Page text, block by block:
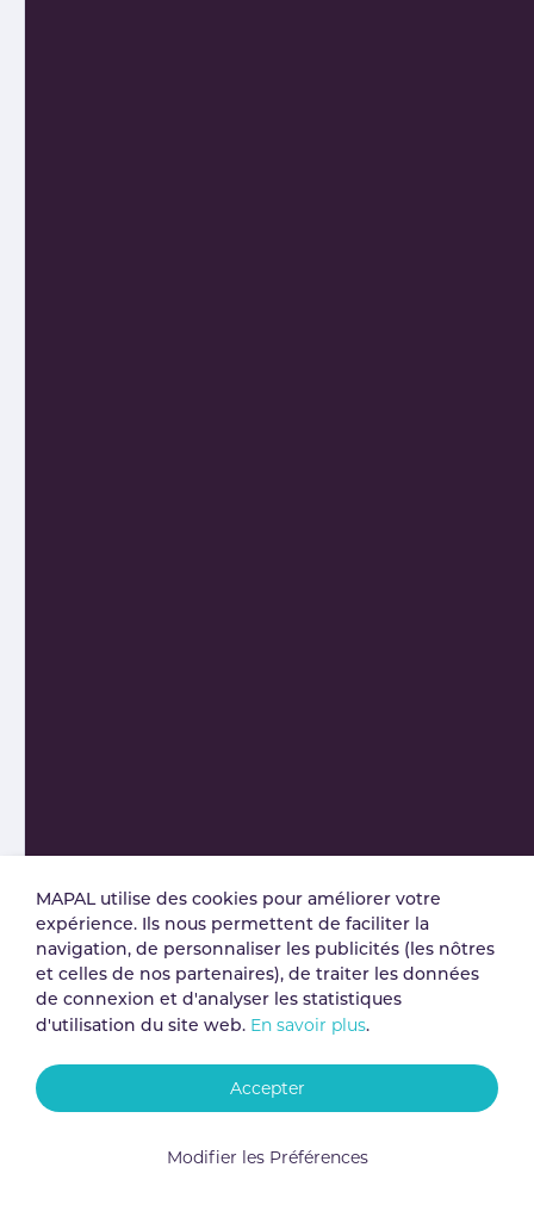
MAPAL utilise des cookies pour améliorer votre
expérience. Ils nous permettent de faciliter la
navigation, de personnaliser les publicités (les nôtres
et celles de nos partenaires), de traiter les données
de connexion et d'analyser les statistiques
d'utilisation du site web. En savoir plus.
Modifier les Préférences
Accepter